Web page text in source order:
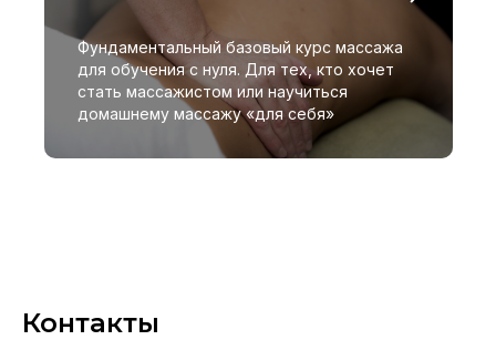
Фундаментальный базовый курс массажа
для обучения с нуля. Для тех, кто хочет
стать массажистом или научиться
домашнему массажу «для себя»
Контакты